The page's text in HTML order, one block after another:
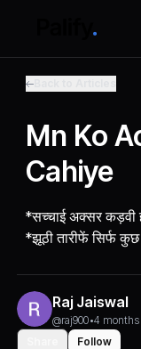
Mn Ko
Cahiye
*सच्चाई अक्सर कड़वी
*झूठी तारीफें सिर्फ
Raj Jaiswal
@raj900•4 months
Follow